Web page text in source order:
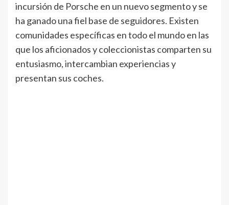
incursión de Porsche en un nuevo segmento y se
ha ganado una fiel base de seguidores. Existen
comunidades específicas en todo el mundo en las
que los aficionados y coleccionistas comparten su
entusiasmo, intercambian experiencias y
presentan sus coches.